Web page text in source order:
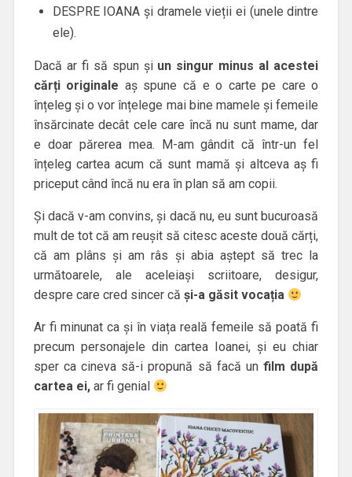
DESPRE IOANA și dramele vieții ei (unele dintre
ele).
Dacă ar fi să spun și un singur minus al acestei
cărți originale aș spune că e o carte pe care o
înțeleg și o vor înțelege mai bine mamele și femeile
însărcinate decât cele care încă nu sunt mame, dar
e doar părerea mea. M-am gândit că într-un fel
înțeleg cartea acum că sunt mamă și altceva aș fi
priceput când încă nu era în plan să am copii.
Și dacă v-am convins, și dacă nu, eu sunt bucuroasă
mult de tot că am reușit să citesc aceste două cărți,
că am plâns și am râs și abia aștept să trec la
următoarele, ale aceleiași scriitoare, desigur,
despre care cred sincer că și-a găsit vocația
Ar fi minunat ca și în viața reală femeile să poată fi
precum personajele din cartea Ioanei, și eu chiar
sper ca cineva să-i propună să facă unfilm după
cartea ei,ar fi genial